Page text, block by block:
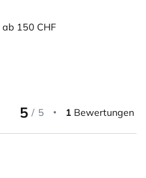
ab 150 CHF
5 / 5 1 Bewertungen